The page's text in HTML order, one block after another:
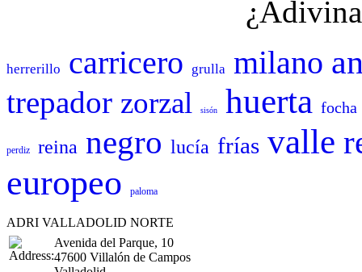
herrerillo carricero grulla milano
trepador zorzal sisón huerta focha
perdiz reina negro lucía frías valle
europeo paloma
ADRI VALLADOLID NORTE
Avenida del Parque, 10
47600 Villalón de Campos